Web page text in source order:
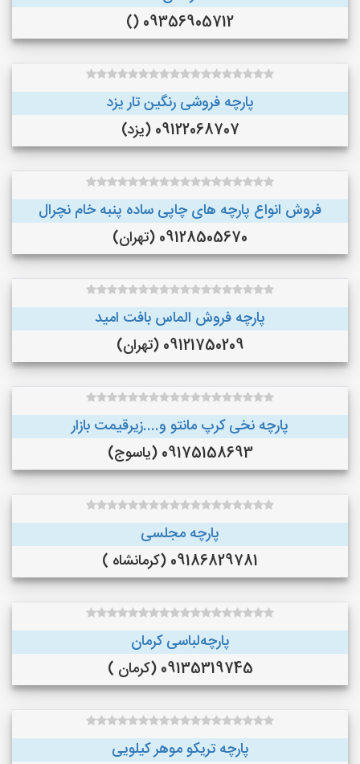
09356905712 ()
پارچه فروشی رنگین تار یزد
09122068707 (یزد)
فروش انواع پارچه های چاپی ساده پنبه خام نچرال
09128505670 (تهران)
پارچه فروش الماس بافت امید
09121750209 (تهران)
پارچه نخی کرپ مانتو و....زیرقیمت بازار
09175158693 (یاسوج)
پارچه مجلسی
09186829781 (کرمانشاه )
پارچه‌لباسی کرمان
09135319745 (کرمان )
پارچه تریکو موهر کیلویی